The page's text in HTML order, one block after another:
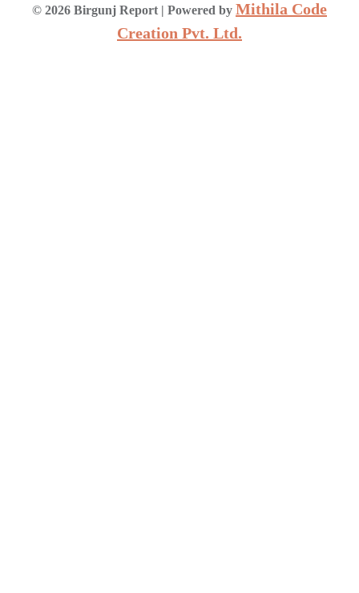
© 2026 Birgunj Report | Powered by Mithila Code
Creation Pvt. Ltd.